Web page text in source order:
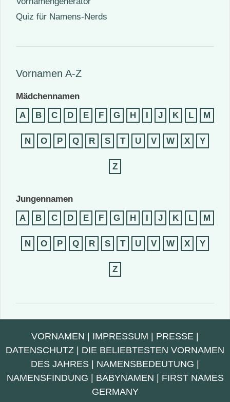
Quiz für Namens-Nerds
Vornamen A-Z
Mädchennamen
A
B C D E F G H J K L M
N O P Q R S T U V W X Y
Z
Jungennamen
A
B C D E F G H J K L M
N O P Q R S T U V W X Y
Z
VORNAMEN IMPRESSUM PRESSE
DATENSCHUTZ
DIE BELIEBTESTEN VORNAMEN
DES JAHRES
NAMENSBEDEUTUNG
NAMENSFINDUNG
BABYNAMEN
FIRST NAMES
GERMANY